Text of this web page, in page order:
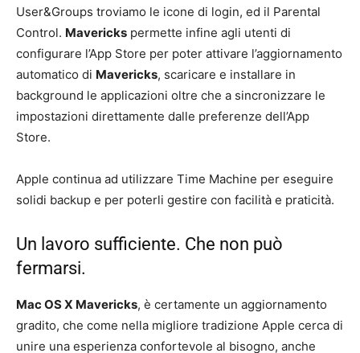
User&Groups troviamo le icone di login, ed il Parental
Control. Mavericks permette infine agli utenti di
configurare l’App Store per poter attivare l’aggiornamento
automatico di Mavericks, scaricare e installare in
background le applicazioni oltre che a sincronizzare le
impostazioni direttamente dalle preferenze dell’App
Store.
Apple continua ad utilizzare Time Machine per eseguire
solidi backup e per poterli gestire con facilità e praticità.
Un lavoro sufficiente. Che non può
fermarsi.
Mac OS X Mavericks, è certamente un aggiornamento
gradito, che come nella migliore tradizione Apple cerca di
unire una esperienza confortevole al bisogno, anche